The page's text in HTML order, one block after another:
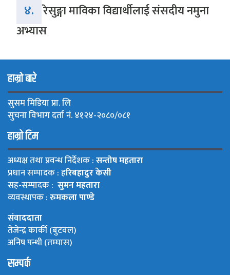
४. रेसुङ्गा माविका विद्यार्थीलाई संसदीय नमुना
अभ्यास
हाम्रो बारे
सुसम मिडिया प्रा. लि
सुचना विभाग दर्ता नं. ४१२४-२०८०/०८१
हाम्रो टिम
अध्यक्ष तथा प्रवन्ध निर्देशक :सन्तोष महतारा
प्रधान सम्पादक : हरिबहादुर केसी
सह-सम्पादक : सुमन महतारा
व्यवस्थापक :रुमकला पाण्डे
संवाददाता
तेजेन्द्र कार्की (बुटवल)
अनिष पन्थी (तम्घास)
सम्पर्क